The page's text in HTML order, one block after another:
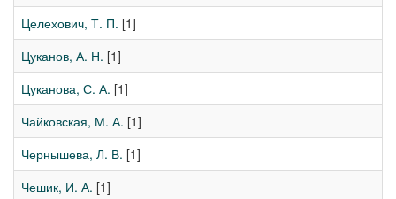
Целехович, Т. П. [1]
Цуканов, А. Н. [1]
Цуканова, С. А. [1]
Чайковская, М. А. [1]
Чернышева, Л. В. [1]
Чешик, И. А. [1]